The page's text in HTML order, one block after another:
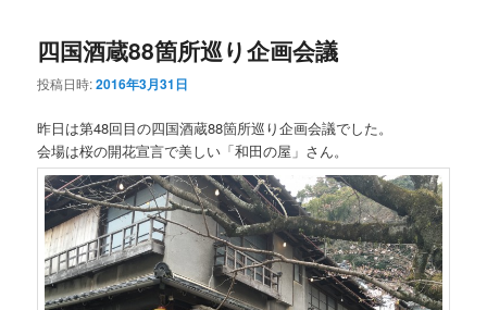
四国酒蔵88箇所巡り企画会議
投稿日時:2016年3月31日
昨日は第48回目の四国酒蔵88箇所巡り企画会議でした。
会場は桜の開花宣言で美しい「和田の屋」さん。